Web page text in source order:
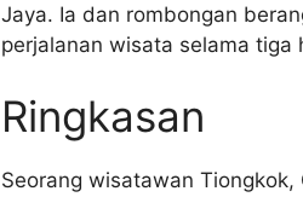
Jaya. Ia dan rombongan
perjalanan wisata selama
Ringkasan
Seorang wisatawan